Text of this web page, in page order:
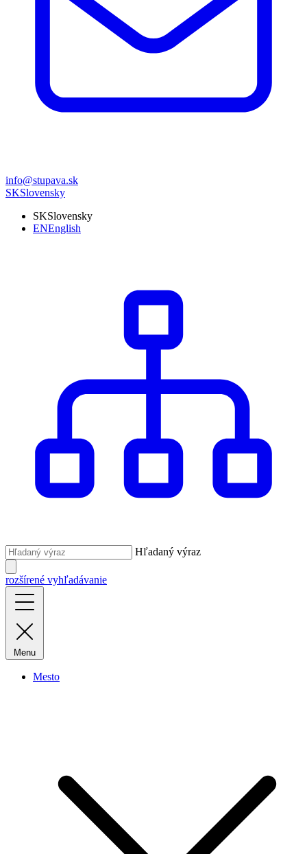
info@stupava.sk
SKSlovensky
SKSlovensky
ENEnglish
Hľadaný výraz
rozšírené vyhľadávanie
Menu
Mesto